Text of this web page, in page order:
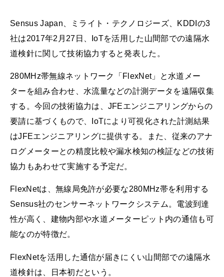
Sensus Japan、ミライト・テクノロジーズ、KDDIの3
社は2017年2月27日、IoTを活用した山間部での遠隔水
道検針に関して技術協力すると発表した。
280MHz帯無線ネットワーク「FlexNet」と水道メー
ターを組み合わせ、水流量などの計測データを遠隔収集
する。今回の技術協力は、JFEエンジニアリングからの
要請に基づくもので、IoTにより可視化された計測結果
はJFEエンジニアリングに提供する。また、従来のアナ
ログメーターとの精度比較や漏水検知の検証などの技術
協力もあわせて実施する予定だ。
FlexNetは、無線局免許が必要な280MHz帯を利用する
Sensus社のセンサーネットワークシステム。電波到達
性が高く、建物内部や水道メーターピット内の通信も可
能なのが特徴だ。
FlexNetを活用した通信が届きにくい山間部での遠隔水
道検針は、日本初だという。